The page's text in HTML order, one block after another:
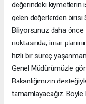
değerindeki kıymetlerin
gelen değerlerden birisi
Biliyorsunuz daha önce
noktasında, imar
hızlı bir süreç
Genel Müdürümüzle
Bakanlığımızın
tamamlayacağız. Böyle